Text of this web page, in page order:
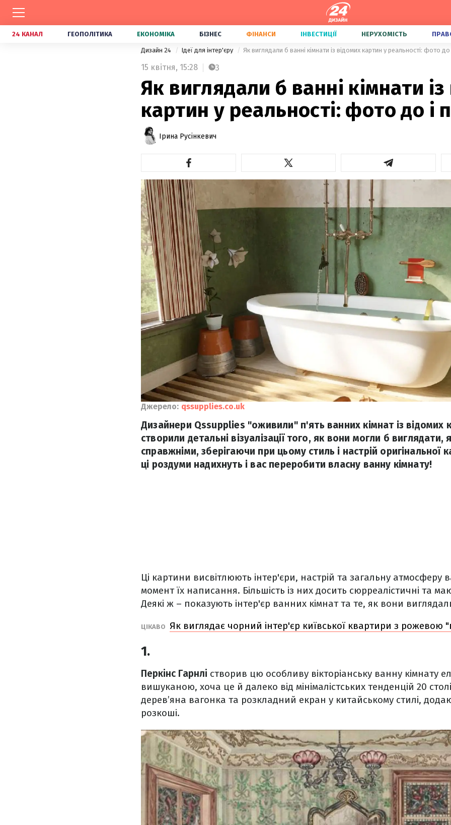
24 КАНАЛ ГЕОПОЛІТИКА ЕКОНОМІКА БІЗНЕС ФІНАНСИ ІНВЕСТИЦІЇ НЕРУХОМІСТЬ
Дизайн 24 Ідеї для інтер'єру Як виглядали б ванні кімнати із відомих картин у реальності: фото до
15 квітня, 15:28 3
Як виглядали б ванні кімнати
картин у реальності: фото до і
Ірина Русінкевич
Джерело: qssupplies.co.uk
Дизайнери Qssupplies "оживили" п'ять ванних кімнат із відомих
створили детальні візуалізації того, як вони могли б
справжніми, зберігаючи при цьому стиль і настрій
ці роздуми надихнуть і вас переробити власну ванну кімнату!
Ці картини висвітлюють інтер'єри, настрій та загальну атмосферу
момент їх написання. Більшість із них досить сюрреалістичні та
Деякі ж – показують інтер'єр ванних кімнат та те, як вони
ЦІКАВО Як виглядає чорний інтер'єр київської квартири з
1.
Перкінс Гарнлі створив цю особливу вікторіанську ванну кімнату
вишуканою, хоча це й далеко від мінімалістських тенденцій 20
дерев’яна вагонка та розкладний екран у китайському стилі,
розкоші.